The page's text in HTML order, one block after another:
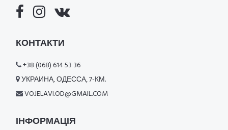
КОНТАКТИ
+38 (068) 614 53 36
УКРАИНА, ОДЕССА, 7-КМ.
VOJELAVI.OD@GMAIL.COM
ІНФОРМАЦІЯ